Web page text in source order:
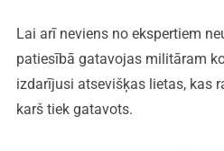
Lai arī neviens no ekspertiem
patiesībā gatavojas militāram
izdarījusi atsevišķas lietas, kas
karš tiek gatavots.